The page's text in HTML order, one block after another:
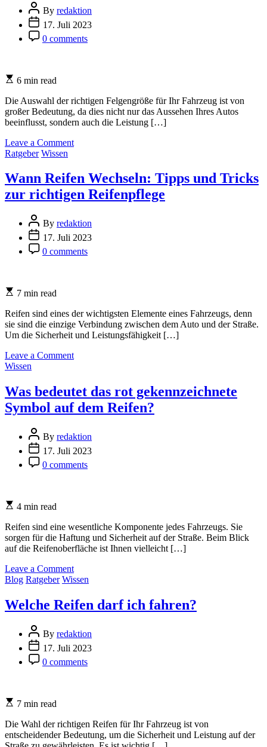
Post
Author
By redaktion
Post
Date
17. Juli 2023
Post
Comment
0 comments
Estimated
time
6 min read
Die Auswahl der richtigen Felgengröße für Ihr Fahrzeug ist von
großer Bedeutung, da dies nicht nur das Aussehen Ihres Autos
beeinflusst, sondern auch die Leistung […]
Leave a Commenton
Ein
umfassender
Leitfaden
der
richtigen
Felgengröße
Categories
Ratgeber Wissen
Wann Reifen Wechseln: Tipps und Tricks
zur richtigen Reifenpflege
Post
Author
By redaktion
Post
Date
17. Juli 2023
Post
Comment
0 comments
Estimated
time
7 min read
Reifen sind eines der wichtigsten Elemente eines Fahrzeugs, denn
sie sind die einzige Verbindung zwischen dem Auto und der Straße.
Um die Sicherheit und Leistungsfähigkeit […]
Leave a Commenton
Wechseln:
Tipps
und
richtigen
Reifenpflege
Categories
Wissen
Was bedeutet das rot gekennzeichnete
Symbol auf dem Reifen?
Post
Author
By redaktion
Post
Date
17. Juli 2023
Post
Comment
0 comments
Estimated
time
4 min read
Reifen sind eine wesentliche Komponente jedes Fahrzeugs. Sie
sorgen für die Haftung und Sicherheit auf der Straße. Beim Blick
auf die Reifenoberfläche ist Ihnen vielleicht […]
Leave a Commenton
Was
das
rot
Symbol
auf
dem
Reifen?
Categories
Blog Ratgeber Wissen
Welche Reifen darf ich fahren?
Post
Author
By redaktion
Post
Date
17. Juli 2023
Post
Comment
0 comments
Estimated
time
7 min read
Die Wahl der richtigen Reifen für Ihr Fahrzeug ist von
entscheidender Bedeutung, um die Sicherheit und Leistung auf der